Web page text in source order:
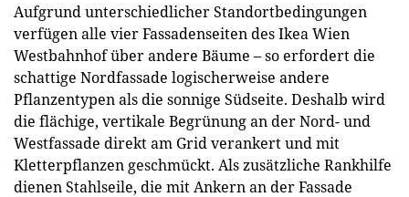
Aufgrund unterschiedlicher Standortbedingungen
verfügen alle vier Fassadenseiten des Ikea Wien
Westbahnhof über andere Bäume – so erfordert die
schattige Nordfassade logischerweise andere
Pflanzentypen als die sonnige Südseite. Deshalb wird
die flächige, vertikale Begrünung an der Nord- und
Westfassade direkt am Grid verankert und mit
Kletterpflanzen geschmückt. Als zusätzliche Rankhilfe
dienen Stahlseile, die mit Ankern an der Fassade